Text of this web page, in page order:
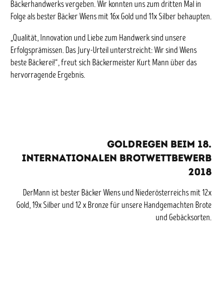
Bäckerhandwerks vergeben. Wir konnten uns zum dritten Mal in
Folge als bester Bäcker Wiens mit 16x Gold und 11x Silber behaupten.
„Qualität, Innovation und Liebe zum Handwerk sind unsere
Erfolgsprämissen. Das Jury-Urteil unterstreicht: Wir sind Wiens
beste Bäckerei!“, freut sich Bäckermeister Kurt Mann über das
hervorragende Ergebnis.
Goldregen beim 18.
Internationalen Brotwettbewerb
2018
DerMann ist bester Bäcker Wiens und Niederösterreichs mit 12x
Gold, 19x Silber und 12 x Bronze für unsere Handgemachten Brote
und Gebäcksorten.